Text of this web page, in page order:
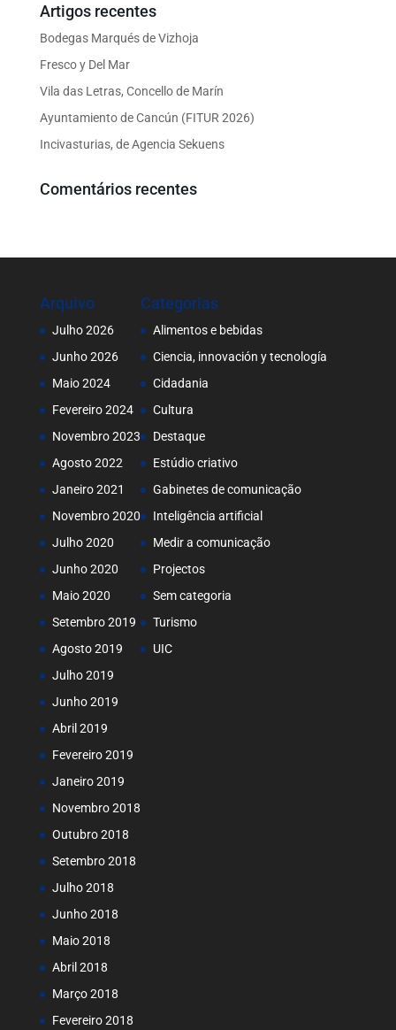
Artigos recentes
Bodegas Marqués de Vizhoja
Fresco y Del Mar
Vila das Letras, Concello de Marín
Ayuntamiento de Cancún (FITUR 2026)
Incivasturias, de Agencia Sekuens
Comentários recentes
Arquivo
Julho 2026
Junho 2026
Maio 2024
Fevereiro 2024
Novembro 2023
Agosto 2022
Janeiro 2021
Novembro 2020
Julho 2020
Junho 2020
Maio 2020
Setembro 2019
Agosto 2019
Julho 2019
Junho 2019
Abril 2019
Fevereiro 2019
Janeiro 2019
Novembro 2018
Outubro 2018
Setembro 2018
Julho 2018
Junho 2018
Maio 2018
Abril 2018
Março 2018
Fevereiro 2018
Categorias
Alimentos e bebidas
Ciencia, innovación y tecnología
Cidadania
Cultura
Destaque
Estúdio criativo
Gabinetes de comunicação
Inteligência artificial
Medir a comunicação
Projectos
Sem categoria
Turismo
UIC